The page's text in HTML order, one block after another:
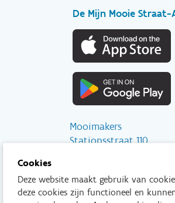
De Mijn Mooie Straat-
Mooimakers
Stationsstraat 110
info@mooimakers.be
015 28 41 56
Cookies
Deze website maakt gebruik van
deze cookies zijn functioneel en